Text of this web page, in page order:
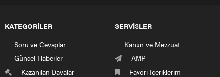
KATEGORİLER
Soru ve Cevaplar
Güncel Haberler
Kazanılan Davalar
SERVİSLER
Kanun ve Mevzuat
AMP
Favori İçeriklerim